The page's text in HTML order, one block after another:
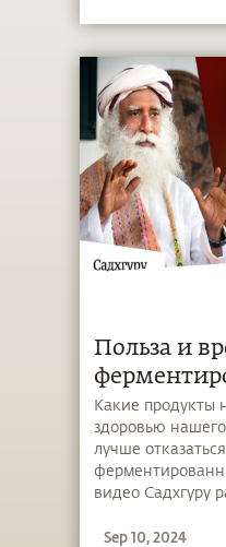
Польза и
продуктов
вашего
Какие продукты
здоровью
лучше
видео Садхгуру
растительной
Sep 10, 2024